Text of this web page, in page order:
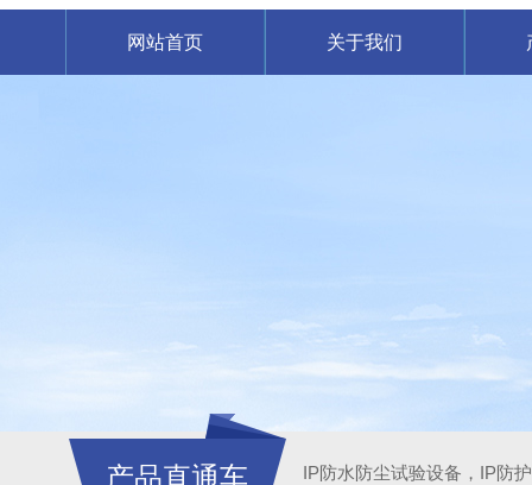
网站首页 关于我们
产品直通车